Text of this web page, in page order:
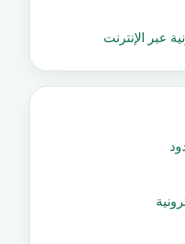
عبر الإنترنت